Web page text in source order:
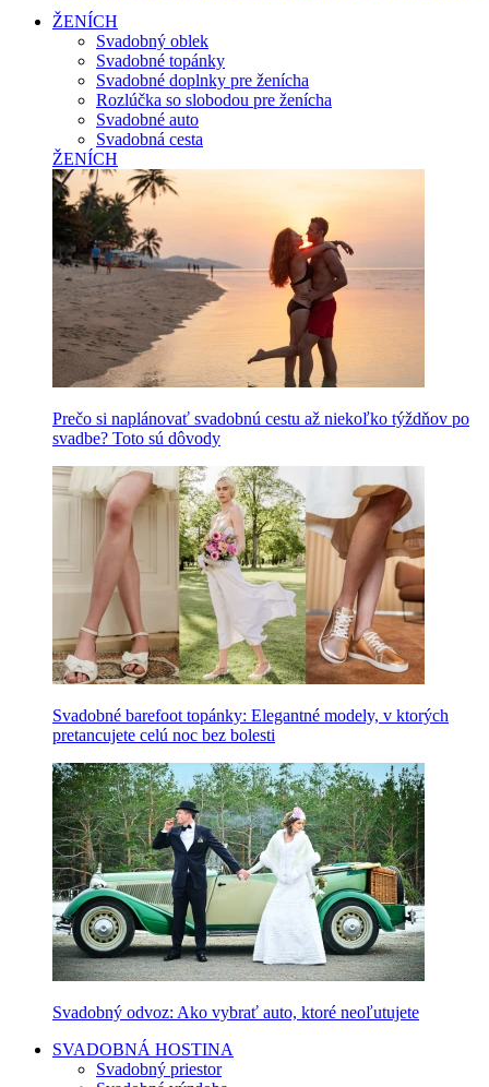
ŽENÍCH
Svadobný oblek
Svadobné topánky
Svadobné doplnky pre ženícha
Rozlúčka so slobodou pre ženícha
Svadobné auto
Svadobná cesta
ŽENÍCH
Prečo si naplánovať svadobnú cestu až niekoľko týždňov po
svadbe? Toto sú dôvody
Svadobné barefoot topánky: Elegantné modely, v ktorých
pretancujete celú noc bez bolesti
Svadobný odvoz: Ako vybrať auto, ktoré neoľutujete
SVADOBNÁ HOSTINA
Svadobný priestor